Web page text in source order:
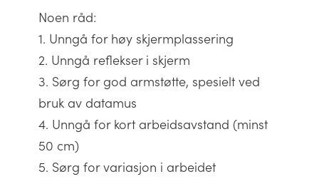
Noen råd:
1. Unngå for høy skjermplassering
2. Unngå reflekser i skjerm
3. Sørg for god armstøtte, spesielt ved
bruk av datamus
4. Unngå for kort arbeidsavstand (minst
50 cm)
5. Sørg for variasjon i arbeidet